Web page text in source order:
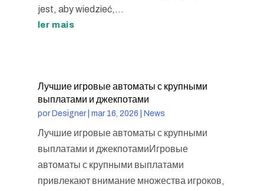
jest, aby wiedzieć,...
ler mais
Лучшие игровые автоматы с крупными
выплатами и джекпотами
por Designer| mar 16, 2026 News
Лучшие игровые автоматы с крупными
выплатами и джекпотамиИгровые
автоматы с крупными выплатами
привлекают внимание множества игроков,